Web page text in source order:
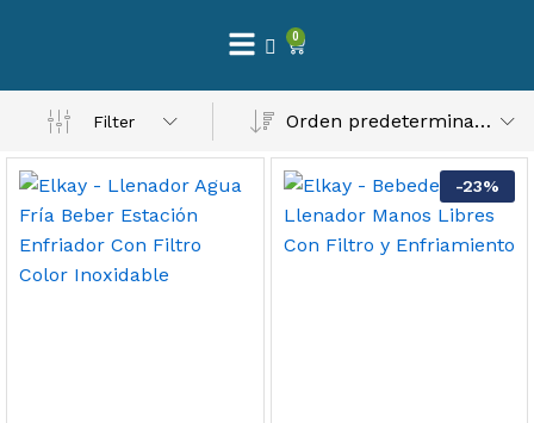
0
Filter Orden predeterminado
-23%
– Máxima Calidad En Filtración
3,900.00
al carrito